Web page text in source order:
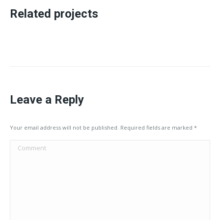
Related projects
Leave a Reply
Your email address will not be published. Required fields are marked *
Comment